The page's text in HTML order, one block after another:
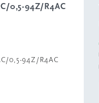
0,5-94Z/R4AC
0,5-94Z/R4AC